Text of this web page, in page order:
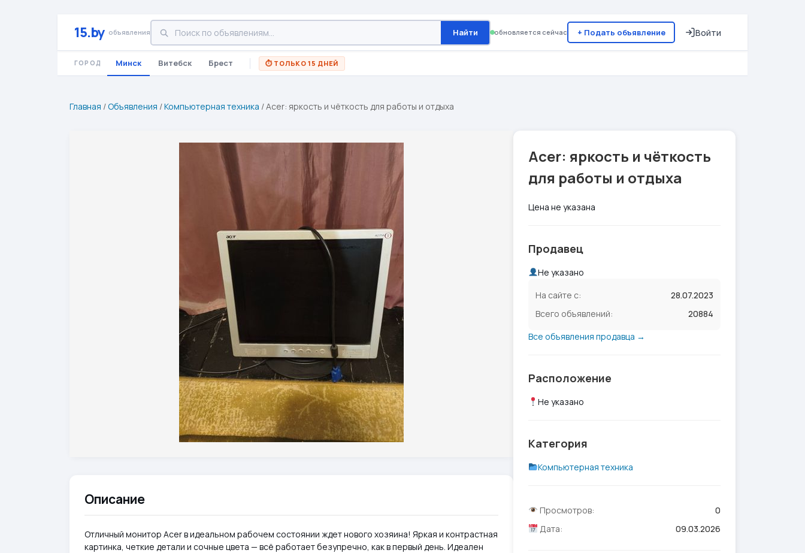
15.by объявления Найти обновляется сейчас + Подать объявление Войти
ГОРОД Минск Витебск Брест ⏱ ТОЛЬКО 15 ДНЕЙ
Главная /Объявления /Компьютерная техника /Acer: яркость и чёткость для работы и отдыха
Описание
Отличный монитор Acer в идеальном рабочем состоянии ждет нового хозяина! Яркая и контрастная
картинка, четкие детали и сочные цвета — всё работает безупречно, как в первый день. Идеален
Acer: яркость и чёткость
для работы и отдыха
Цена не указана
Продавец
Не указано
На сайте с:
28.07.2023
Всего объявлений:
20884
Все объявления продавца →
Расположение
Не указано
Категория
Компьютерная техника
Просмотров:
0
Дата:
09.03.2026